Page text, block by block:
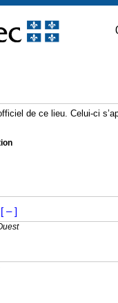
de ce lieu. Celui-ci
[ – ]